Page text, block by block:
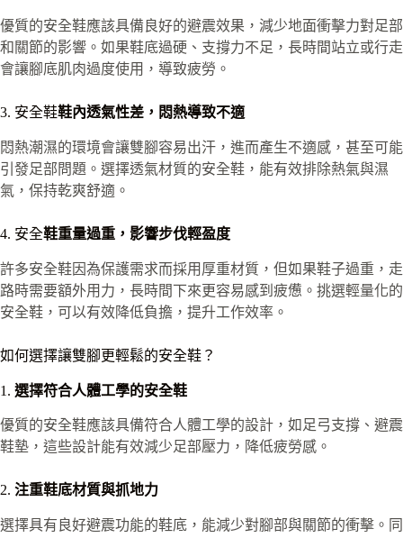
優質的安全鞋應該具備良好的避震效果，減少地面衝擊力對足部
和關節的影響。如果鞋底過硬、支撐力不足，長時間站立或行走
會讓腳底肌肉過度使用，導致疲勞。
3. 安全鞋鞋內透氣性差，悶熱導致不適
悶熱潮濕的環境會讓雙腳容易出汗，進而產生不適感，甚至可能
引發足部問題。選擇透氣材質的安全鞋，能有效排除熱氣與濕
氣，保持乾爽舒適。
4. 安全鞋重量過重，影響步伐輕盈度
許多安全鞋因為保護需求而採用厚重材質，但如果鞋子過重，走
路時需要額外用力，長時間下來更容易感到疲憊。挑選輕量化的
安全鞋，可以有效降低負擔，提升工作效率。
如何選擇讓雙腳更輕鬆的安全鞋？
1. 選擇符合人體工學的安全鞋
優質的安全鞋應該具備符合人體工學的設計，如足弓支撐、避震
鞋墊，這些設計能有效減少足部壓力，降低疲勞感。
2. 注重鞋底材質與抓地力
選擇具有良好避震功能的鞋底，能減少對腳部與關節的衝擊。同